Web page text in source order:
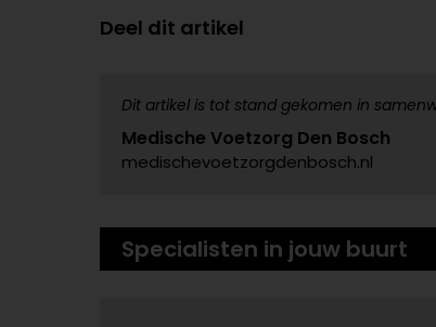
Deel dit artikel
Dit artikel is tot stand gekomen in
Medische Voetzorg Den Bosch
medischevoetzorgdenbosch.nl
Specialisten in jouw buurt